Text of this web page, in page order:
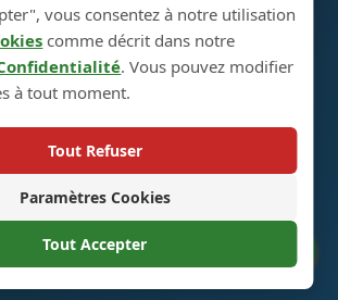
Cookies
vous consentez à notre utilisation
comme décrit dans notre
. Vous pouvez modifier
à tout moment.
Tout Refuser
Paramètres Cookies
Tout Accepter
Nous
Rue, Ville de Heze, Shandong, Chine
274700